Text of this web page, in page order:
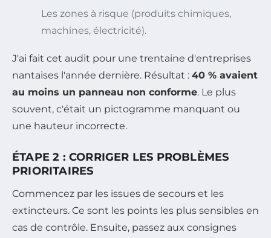
Les zones à risque (produits chimiques,
machines, électricité).
J'ai fait cet audit pour une trentaine d'entreprises
nantaises l'année dernière. Résultat : 40 % avaient
au moins un panneau non conforme. Le plus
souvent, c'était un pictogramme manquant ou
une hauteur incorrecte.
ÉTAPE 2 : CORRIGER LES PROBLÈMES
PRIORITAIRES
Commencez par les issues de secours et les
extincteurs. Ce sont les points les plus sensibles en
cas de contrôle. Ensuite, passez aux consignes